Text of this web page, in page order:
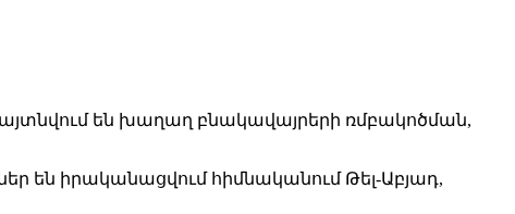
են խաղաղ բնակավայրերի ռմբակոծման,
են իրականացվում հիմնականում Թել-Աբյադ,